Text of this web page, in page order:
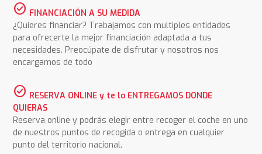
check_circle FINANCIACIÓN A SU MEDIDA
¿Quieres financiar? Trabajamos con multiples entidades
para ofrecerte la mejor financiación adaptada a tus
necesidades. Preocúpate de disfrutar y nosotros nos
encargamos de todo
check_circle RESERVA ONLINE y te lo ENTREGAMOS DONDE
QUIERAS
Reserva online y podrás elegir entre recoger el coche en uno
de nuestros puntos de recogida o entrega en cualquier
punto del territorio nacional.